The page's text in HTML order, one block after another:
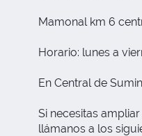
Mamonal km 6
Horario: lunes a
En Central de
Si necesitas
llámanos a los